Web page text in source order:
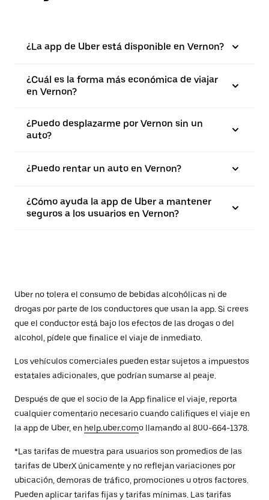
¿La app de Uber está disponible en Vernon?
¿Cuál es la forma más económica de viajar
en Vernon?
¿Puedo desplazarme por Vernon sin un
auto?
¿Puedo rentar un auto en Vernon?
¿Cómo ayuda la app de Uber a mantener
seguros a los usuarios en Vernon?
Uber no tolera el consumo de bebidas alcohólicas ni de
drogas por parte de los conductores que usan la app. Si crees
que el conductor está bajo los efectos de las drogas o del
alcohol, pídele que finalice el viaje de inmediato.
Los vehículos comerciales pueden estar sujetos a impuestos
estatales adicionales, que podrían sumarse al peaje.
Después de que el socio de la App finalice el viaje, reporta
cualquier comentario necesario cuando califiques el viaje en
la app de Uber, en help.uber.como llamando al 800-664-1378.
*Las tarifas de muestra para usuarios son promedios de las
tarifas de UberX únicamente y no reflejan variaciones por
ubicación, demoras de tráfico, promociones u otros factores.
Pueden aplicar tarifas fijas y tarifas mínimas. Las tarifas